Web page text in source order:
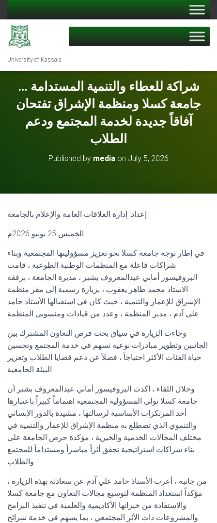
University of Kassala
شراكة للعطاء والتنمية المستدامة …
جامعة كسلا ومنظمة الإشراق تفتحان
آفاقاً جديدة لخدمة المجتمع ودعم
الطلاب
Published by media on July 5, 2026
إعداد: إدارة العلاقات العامة والإعلام بالجامعة
الخميس 25 يونيو 2026م
في إطار توجه جامعة كسلا نحو تعزيز مسؤوليتها المجتمعية وبناء
شراكات فاعلة مع المنظمات الوطنية الطوعية ، قامت
البروفيسور أماني عبدالمعروف بشير ، مديرة الجامعة ، برفقة
الاستاذ محمد طاهر يعقوب ، بزيارة رسمية إلى مقر منظمة
الإشراق للإعمار والتنمية ، حيث كان في استقبالها الأستاذ حامد
علي آدم ، مدير المنظمة ، وعدد من قيادات ومنسوبي المنظمة.
وجاءت الزيارة في سياق بحث فرص التعاون المشترك بين
الجانبين وتطوير مبادرات نوعية تسهم في خدمة المجتمع وتحسين
حياة الفئات الأكثر احتياجاً ، فضلاً عن دعم قضايا الطلاب وتعزيز
البيئة الجامعية.
وخلال اللقاء ، أكدت البروفيسور أماني عبدالمعروف بشير أن
جامعة كسلا تولي المسؤولية المجتمعية اهتماماً كبيراً باعتبارها
أحد المرتكزات الأساسية لرسالتها ، مشيدة بالدور الإنساني
والتنموي الذي تضطلع به منظمة الإشراق للإعمار والتنمية في
مختلف المجالات الخدمية والخيرية ، مؤكدة حرص الجامعة على
بناء شراكات استراتيجية تحقق أثراً مباشراً ومستداماً للمجتمع
والطلاب.
من جانبه ، أعرب الأستاذ حامد علي آدم عن سعادته بهذه الزيارة ،
مؤكداً استعداد المنظمة لتوسيع مجالات التعاون مع جامعة كسلا
والاستفادة من خبراتها الأكاديمية والعلمية في تنفيذ البرامج
والمشروعات ذات الأثر المجتمعي ، بما يسهم في خدمة شرائح